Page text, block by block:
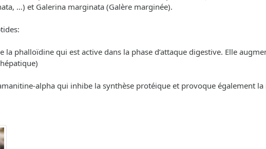
…) et Galerina marginata (Galère marginée).
phalloïdine qui est active dans la phase d’attaque digestive. Elle
alpha qui inhibe la synthèse protéique et provoque également